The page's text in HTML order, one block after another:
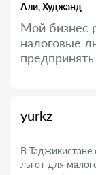
Али, Худжанд
Мой бизнес
налоговые
yurkz
В Таджикистане
льгот для